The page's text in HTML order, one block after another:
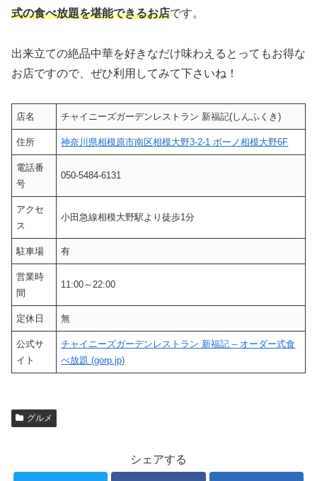
式の食べ放題を堪能できるお店です。
出来立ての絶品中華を好きなだけ味わえるとってもお得な
お店ですので、ぜひ利用してみて下さいね！
店名 チャイニーズガーデンレストラン 新福記(しんふくき)
住所 神奈川県相模原市南区相模大野3-2-1 ボーノ相模大野6F
電話番
号
050-5484-6131
アクセ
ス
小田急線相模大野駅より徒歩1分
駐車場 有
営業時
間
11:00～22:00
定休日 無
公式サ
イト
チャイニーズガーデンレストラン 新福記 – オーダー式食
べ放題 (gorp.jp)
グルメ
シェアする